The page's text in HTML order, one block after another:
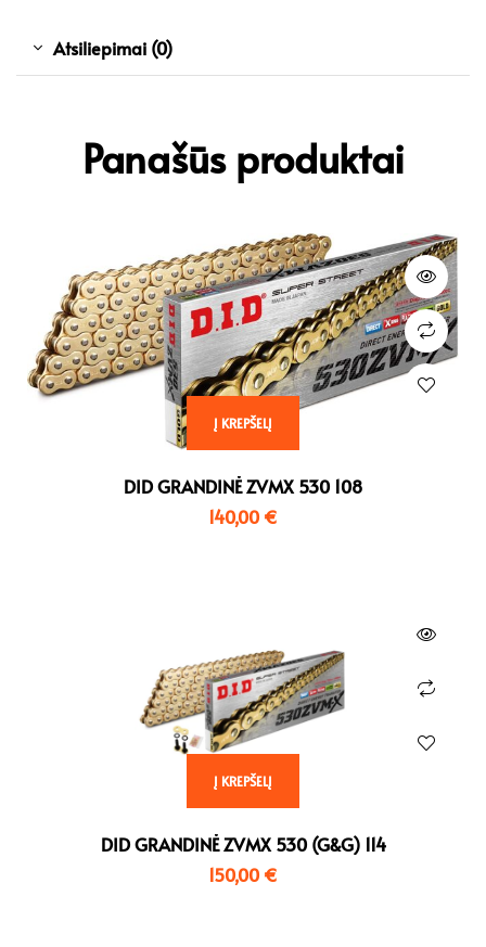
Atsiliepimai (0)
Panašūs produktai
Į KREPŠELĮ
DID GRANDINĖ ZVMX 530 108
140,00 €
Į KREPŠELĮ
DID GRANDINĖ ZVMX 530 (G&G) 114
150,00 €